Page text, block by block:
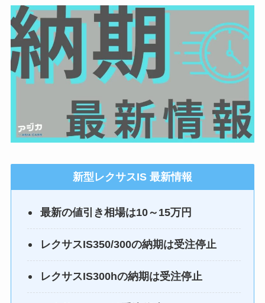
新型レクサスIS 最新情報
最新の値引き相場は10～15万円
レクサスIS350/300の納期は受注停止
レクサスIS300hの納期は受注停止